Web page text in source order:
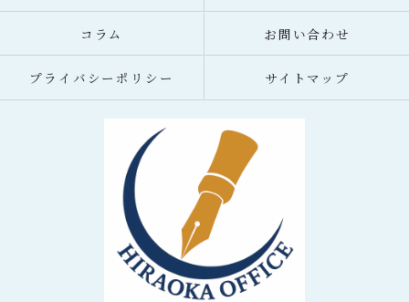
コラム お問い合わせ
プライバシーポリシー サイトマップ